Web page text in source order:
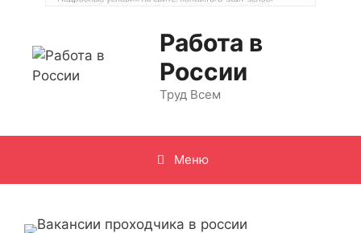
Работа в
России
Труд Всем
Меню